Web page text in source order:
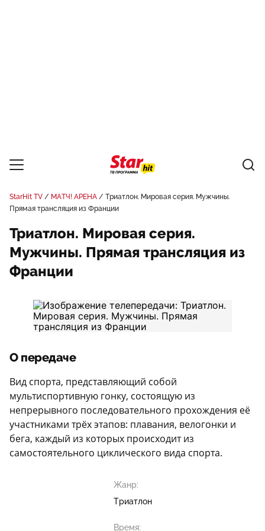
StarHit TV МАТЧ! АРЕНА
Триатлон. Мировая серия. Мужчины.
Прямая трансляция из Франции
Триатлон. Мировая серия.
Мужчины. Прямая трансляция из
Франции
О передаче
Вид спорта, представляющий собой
мультиспортивную гонку, состоящую из
непрерывного последовательного прохождения её
участниками трёх этапов: плавания, велогонки и
бега, каждый из которых происходит из
самостоятельного циклического вида спорта.
Жанр:
Триатлон
Время: